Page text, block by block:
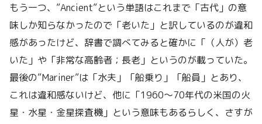
もう一つ、”Ancient”という単語はこれまで「古代」の意
味しか知らなかったので「老いた」と訳しているのが違和
感があったけど、辞書で調べてみると確かに「（人が）老
いた」や「非常な高齢者；長老」というのが載っていた。
最後の”Mariner”は「水夫」「船乗り」「船員」とあり、
これは違和感ないけど、他に「1960〜70年代の米国の火
星・水星・金星探査機」という意味もあるらしく、さすが